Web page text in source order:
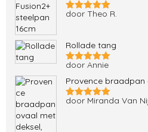
Gewaardeerd
door Theo R.
Rollade tang
Gewaardeerd
door Annie
Provence
Gewaardeerd
door Miranda Van